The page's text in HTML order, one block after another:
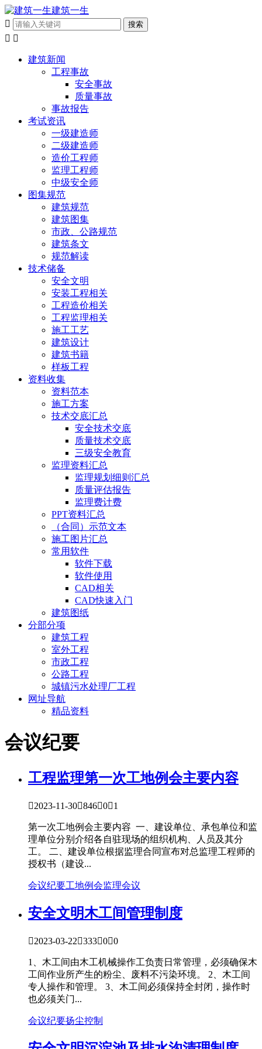
建筑一生

 
建筑新闻
工程事故
安全事故
质量事故
事故报告
考试资讯
一级建造师
二级建造师
造价工程师
监理工程师
中级安全师
图集规范
建筑规范
建筑图集
市政、公路规范
建筑条文
规范解读
技术储备
安全文明
安装工程相关
工程造价相关
工程监理相关
施工工艺
建筑设计
建筑书籍
样板工程
资料收集
资料范本
施工方案
技术交底汇总
安全技术交底
质量技术交底
三级安全教育
监理资料汇总
监理规划细则汇总
质量评估报告
监理费计费
PPT资料汇总
（合同）示范文本
施工图片汇总
常用软件
软件下载
软件使用
CAD相关
CAD快速入门
建筑图纸
分部分项
建筑工程
室外工程
市政工程
公路工程
城镇污水处理厂工程
网址导航
精品资料
会议纪要
工程监理第一次工地例会主要内容
2023-11-3084601
第一次工地例会主要内容 一、建设单位、承包单位和监
理单位分别介绍各自驻现场的组织机构、人员及其分
工。 二、建设单位根据监理合同宣布对总监理工程师的
授权书（建设...
会议纪要工地例会监理会议
安全文明木工间管理制度
2023-03-2233300
1、木工间由木工机械操作工负责日常管理，必须确保木
工间作业所产生的粉尘、废料不污染环境。 2、木工间
专人操作和管理。 3、木工间必须保持全封闭，操作时
也必须关门...
会议纪要扬尘控制